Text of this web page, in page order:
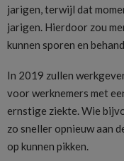
jarigen, terwijl dat
jarigen. Hierdoor zou
kunnen sporen en
In 2019 zullen
voor werknemers met
ernstige ziekte. Wie
zo sneller opnieuw aan
op kunnen pikken.